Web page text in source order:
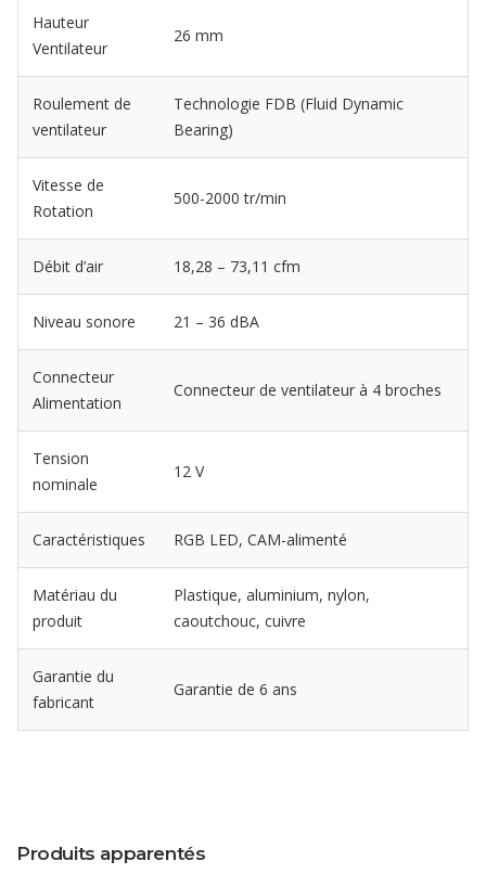
Hauteur
Ventilateur
26 mm
Roulement de
ventilateur
Technologie FDB (Fluid Dynamic
Bearing)
Vitesse de
Rotation
500-2000 tr/min
Débit d’air 18,28 – 73,11 cfm
Niveau sonore 21 – 36 dBA
Connecteur
Alimentation
Connecteur de ventilateur à 4 broches
Tension
nominale
12 V
Caractéristiques RGB LED, CAM-alimenté
Matériau du
produit
Plastique, aluminium, nylon,
caoutchouc, cuivre
Garantie du
fabricant
Garantie de 6 ans
Produits apparentés